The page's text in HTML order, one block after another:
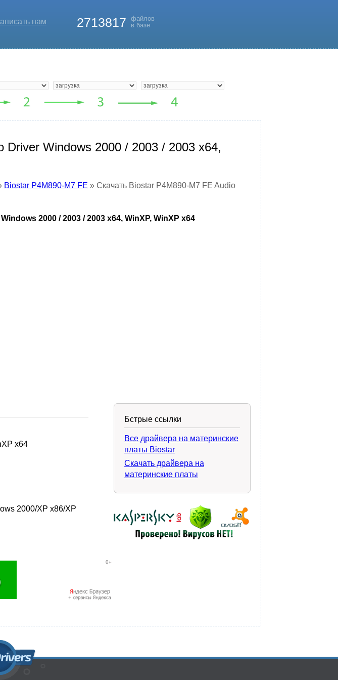
нам 2713817
файлов
в базе
Driver Windows 2000 / 2003 / 2003 x64,
Biostar P4M890-M7 FE » Скачать Biostar P4M890-M7 FE Audio
2000 / 2003 / 2003 x64, WinXP, WinXP x64
x64
2000/XP x86/XP
Бстрые ссылки
Все драйвера на материнские
платы Biostar
Скачать драйвера на
материнские платы